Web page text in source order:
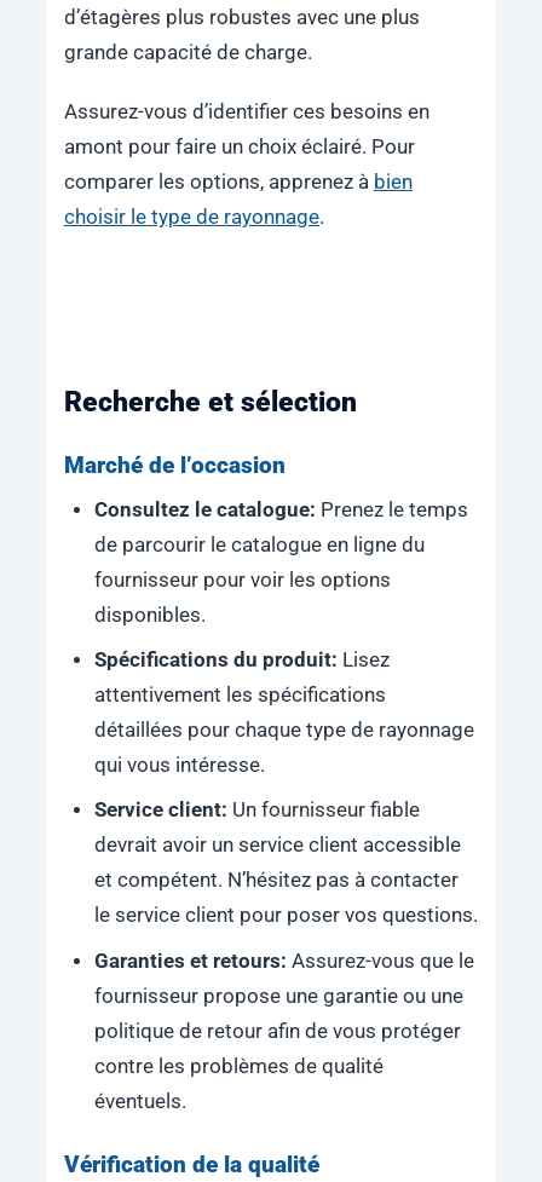
d’étagères plus robustes avec une plus
grande capacité de charge.
Assurez-vous d’identifier ces besoins en
amont pour faire un choix éclairé. Pour
comparer les options, apprenez à bien
choisir le type de rayonnage.
Recherche et sélection
Marché de l’occasion
Consultez le catalogue: Prenez le temps
de parcourir le catalogue en ligne du
fournisseur pour voir les options
disponibles.
Spécifications du produit: Lisez
attentivement les spécifications
détaillées pour chaque type de rayonnage
qui vous intéresse.
Service client: Un fournisseur fiable
devrait avoir un service client accessible
et compétent. N’hésitez pas à contacter
le service client pour poser vos questions.
Garanties et retours: Assurez-vous que le
fournisseur propose une garantie ou une
politique de retour afin de vous protéger
contre les problèmes de qualité
éventuels.
Vérification de la qualité